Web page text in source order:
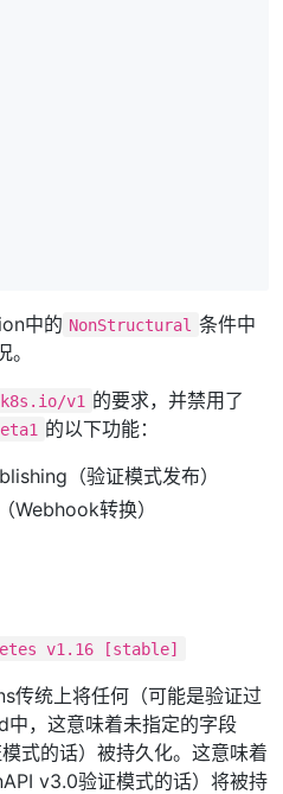
中的 NonStructural 条件中
v1 的要求，并禁用了
的以下功能：
（验证模式发布）
转换）
v1.16 [stable]
统上将任何（可能是验证过
，这意味着未指定的字段
式的话）被持久化。这意味着
v3.0验证模式的话）将被持